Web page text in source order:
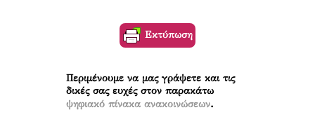
Εκτύπωση
Περιμένουμε να μας γράψετε και τις
δικές σας ευχές στον παρακάτω
ψηφιακό πίνακα ανακοινώσεων.